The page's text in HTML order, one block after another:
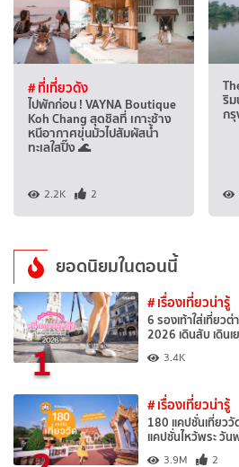
# ที่เที่ยวดัง
ไปพักก่อน ! VAYNA Boutique
Koh Chang สุดชิลที่ เกาะช้าง
หนีอากาศขุ่นมัวไปสัมผัสน้ำ
ทะเลใสปิ๊ง 🌊
2.2K 2
ริ
ก
ยอดนิยมในตอนนี้
1
# เรื่องเที่ยวน่ารู้
6 รองเท้าใส่เที่ยว
2026 เดินสับ เดินเ
3.4K
# เรื่องเที่ยวน่ารู้
180 แคปชั่นเที่ยว
แคปชั่นไหว้พระ วัน
3.9M 2